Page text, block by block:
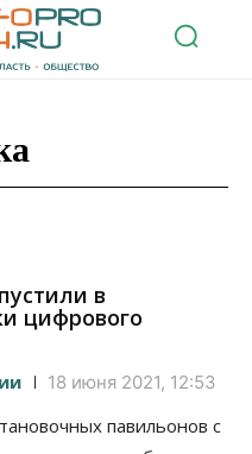
в
цифрового
18 июня 2021, 12:53
павильонов с